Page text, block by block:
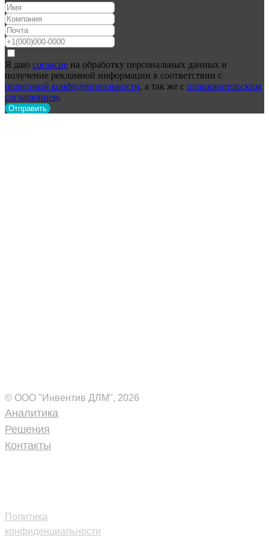
© ООО "Инвентив ДЛМ", 2026
Аналитика
Решения
Контакты
Политика
конфиденциальности
Я даю согласие на обработку персональных данных и
получение рекламной информации в соответствии с
политикой конфиденциальности, а так же с пользовательским
соглашением.
Отправить